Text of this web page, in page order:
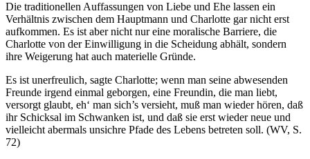
Die traditionellen Auffassungen von Liebe und Ehe lassen ein
Verhältnis zwischen dem Hauptmann und Charlotte gar nicht erst
aufkommen. Es ist aber nicht nur eine moralische Barriere, die
Charlotte von der Einwilligung in die Scheidung abhält, sondern
ihre Weigerung hat auch materielle Gründe.
Es ist unerfreulich, sagte Charlotte; wenn man seine abwesenden
Freunde irgend einmal geborgen, eine Freundin, die man liebt,
versorgt glaubt, eh‘ man sich’s versieht, muß man wieder hören, daß
ihr Schicksal im Schwanken ist, und daß sie erst wieder neue und
vielleicht abermals unsichre Pfade des Lebens betreten soll. (WV, S.
72)